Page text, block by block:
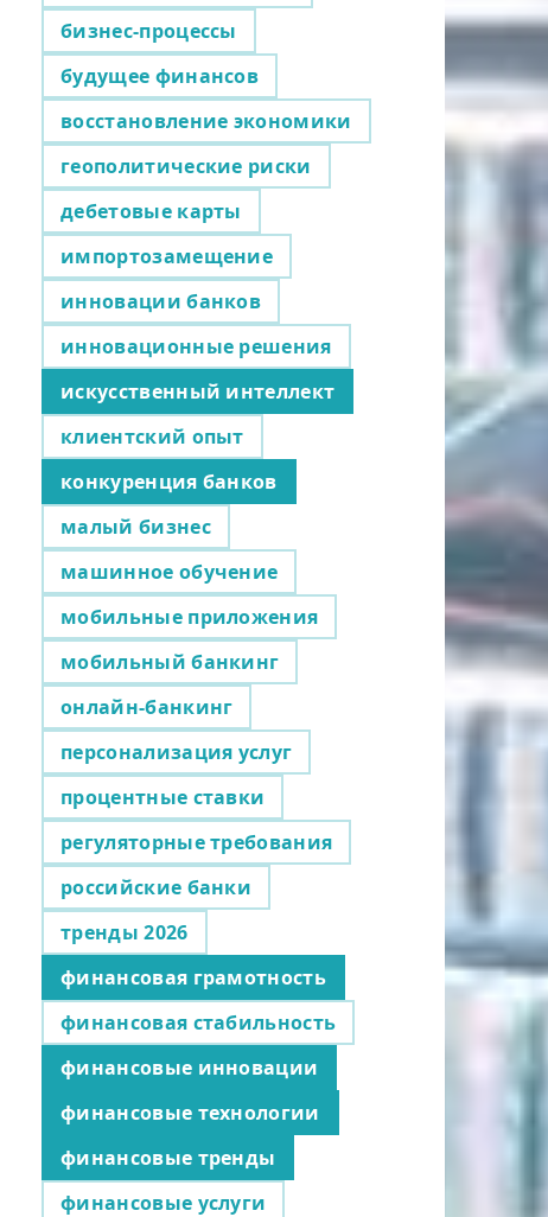
бизнес-процессы
будущее финансов
восстановление экономики
геополитические риски
дебетовые карты
импортозамещение
инновации банков
инновационные решения
искусственный интеллект
клиентский опыт
конкуренция банков
малый бизнес
машинное обучение
мобильные приложения
мобильный банкинг
онлайн-банкинг
персонализация услуг
процентные ставки
регуляторные требования
российские банки
тренды 2026
финансовая грамотность
финансовая стабильность
финансовые инновации
финансовые технологии
финансовые тренды
финансовые услуги